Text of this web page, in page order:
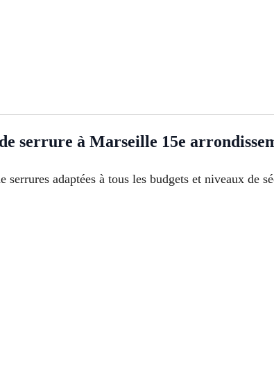
serrure à Marseille 15e
serrures adaptées à tous les budgets et niveaux de